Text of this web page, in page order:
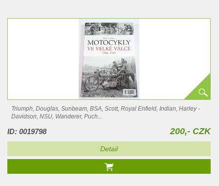
Triumph, Douglas, Sunbeam, BSA, Scott, Royal Enfield, Indian, Harley -
Davidson, NSU, Wanderer, Puch...
ID: 0019798 200,- CZK
Detail